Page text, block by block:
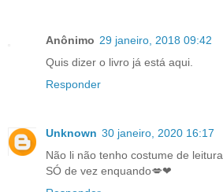
Anônimo 29 janeiro, 2018 09:42
Quis dizer o livro já está aqui.
Responder
Unknown 30 janeiro, 2020 16:17
Não li não tenho costume de leitura.
SÓ de vez enquando💋❤